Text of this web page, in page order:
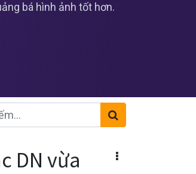
bá hình ảnh tốt hơn.
DN vừa